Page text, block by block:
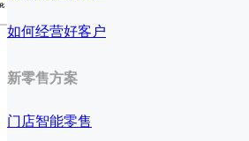
如何经营好客户
新零售方案
门店智能零售